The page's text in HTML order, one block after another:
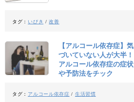
タグ： いびき /改善
【アルコール依存症】気
づいていない人が大半！
アルコール依存症の症状
や予防法をチック
タグ： アルコール依存症 / 生活習慣